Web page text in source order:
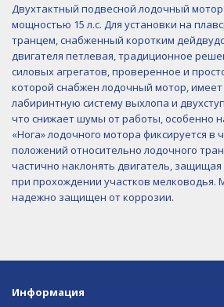
Двухтактный подвесной лодочный мотор
мощностью 15 л.с. Для установки на
транцем, снабженный коротким
двигателя петлевая, традиционное
силовых агрегатов, проверенное и
которой снабжен лодочный мотор, имеет
лабиринтную систему выхлопа и
что снижает шумы от работы, особенно
«Нога» лодочного мотора фиксируется в
положений относительно лодочного
частично наклонять двигатель,
при прохождении участков мелководья.
надежно защищен от коррозии.
Информация